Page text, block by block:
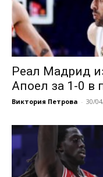
Реал Мадрид
Апоел за 1-0 в
Виктория Петрова - 30/